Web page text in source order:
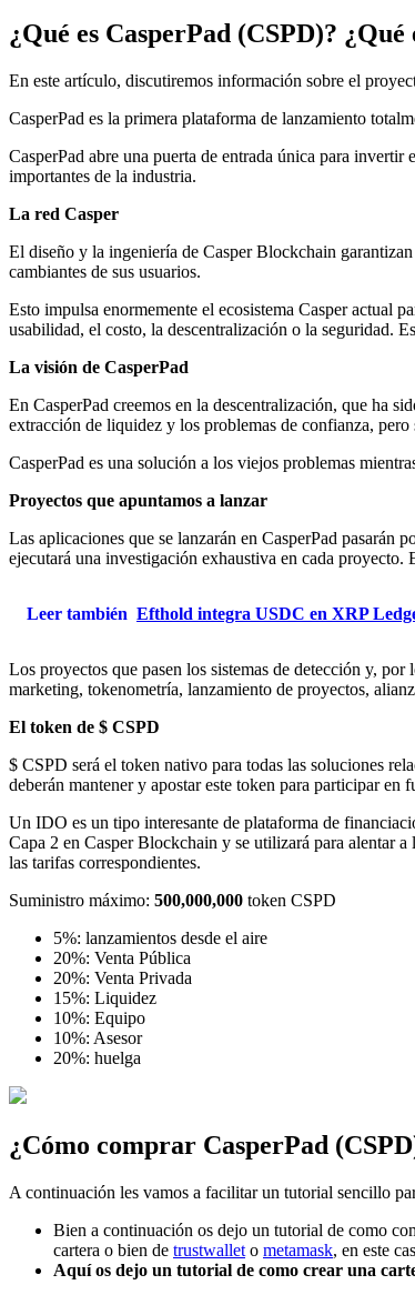
¿Qué es CasperPad (CSPD)?
En este artículo, discutiremos información sobre el
CasperPad es la primera plataforma de lanzamiento
CasperPad abre una puerta de entrada única para
importantes de la industria.
La red Casper
El diseño y la ingeniería de Casper Blockchain
cambiantes de sus usuarios.
Esto impulsa enormemente el ecosistema Casper actual
usabilidad, el costo, la descentralización o la seguridad.
La visión de CasperPad
En CasperPad creemos en la descentralización, que ha
extracción de liquidez y los problemas de confianza,
CasperPad es una solución a los viejos problemas
Proyectos que apuntamos a lanzar
Las aplicaciones que se lanzarán en CasperPad pasarán
ejecutará una investigación exhaustiva en cada
Leer también Efthold integra USDC en XRP
Los proyectos que pasen los sistemas de detección y,
marketing, tokenometría, lanzamiento de proyectos,
El token de $ CSPD
$ CSPD será el token nativo para todas las soluciones
deberán mantener y apostar este token para participar
Un IDO es un tipo interesante de plataforma de
Capa 2 en Casper Blockchain y se utilizará para alentar
las tarifas correspondientes.
Suministro máximo: 500,000,000 token CSPD
5%: lanzamientos desde el aire
20%: Venta Pública
20%: Venta Privada
15%: Liquidez
10%: Equipo
10%: Asesor
20%: huelga
¿Cómo comprar CasperPad
A continuación les vamos a facilitar un tutorial sencillo
Bien a continuación os dejo un tutorial de como
cartera o bien de trustwallet o metamask, en este
Aquí os dejo un tutorial de como crear una